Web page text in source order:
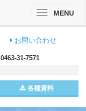
お問い合わせ
0463-31-7571
各種資料
ToggleMENU